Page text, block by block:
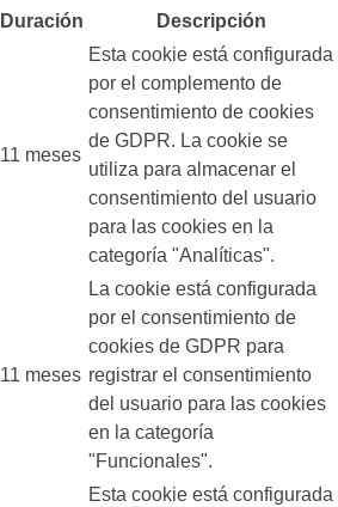
Duración Descripción
11 meses
Esta cookie está configurada
por el complemento de
consentimiento de cookies
de GDPR. La cookie se
utiliza para almacenar el
consentimiento del usuario
para las cookies en la
categoría "Analíticas".
11 meses
La cookie está configurada
por el consentimiento de
cookies de GDPR para
registrar el consentimiento
del usuario para las cookies
en la categoría
"Funcionales".
Esta cookie está configurada